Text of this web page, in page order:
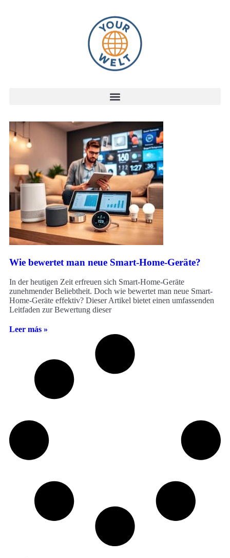
Wie bewertet man neue Smart-Home-Geräte?
In der heutigen Zeit erfreuen sich Smart-Home-Geräte
zunehmender Beliebtheit. Doch wie bewertet man neue Smart-
Home-Geräte effektiv? Dieser Artikel bietet einen umfassenden
Leitfaden zur Bewertung dieser
Leer más »